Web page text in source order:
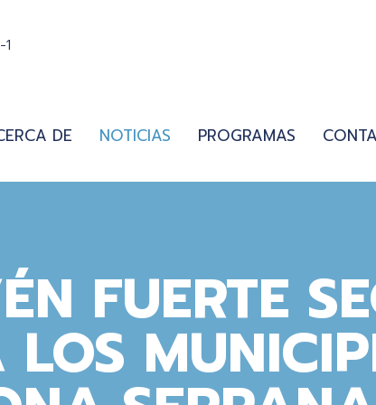
DE NOTICIAS PROGRAMAS
FUERTE
LOS